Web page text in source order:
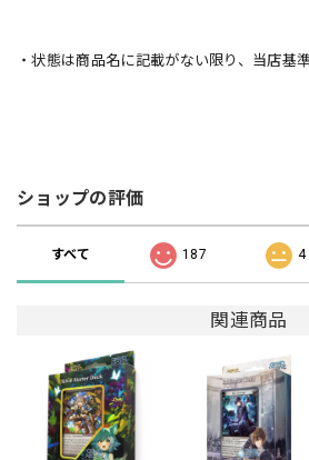
・状態は商品名に記載がない限り、当店基
ショップの評価
すべて 187 4
関連商品